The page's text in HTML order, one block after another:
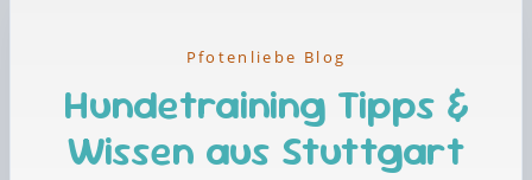
Pfotenliebe Blog
Hundetraining Tipps &
Wissen aus Stuttgart